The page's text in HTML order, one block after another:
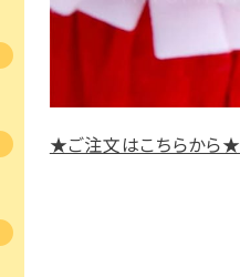
★ご注文はこちらから★